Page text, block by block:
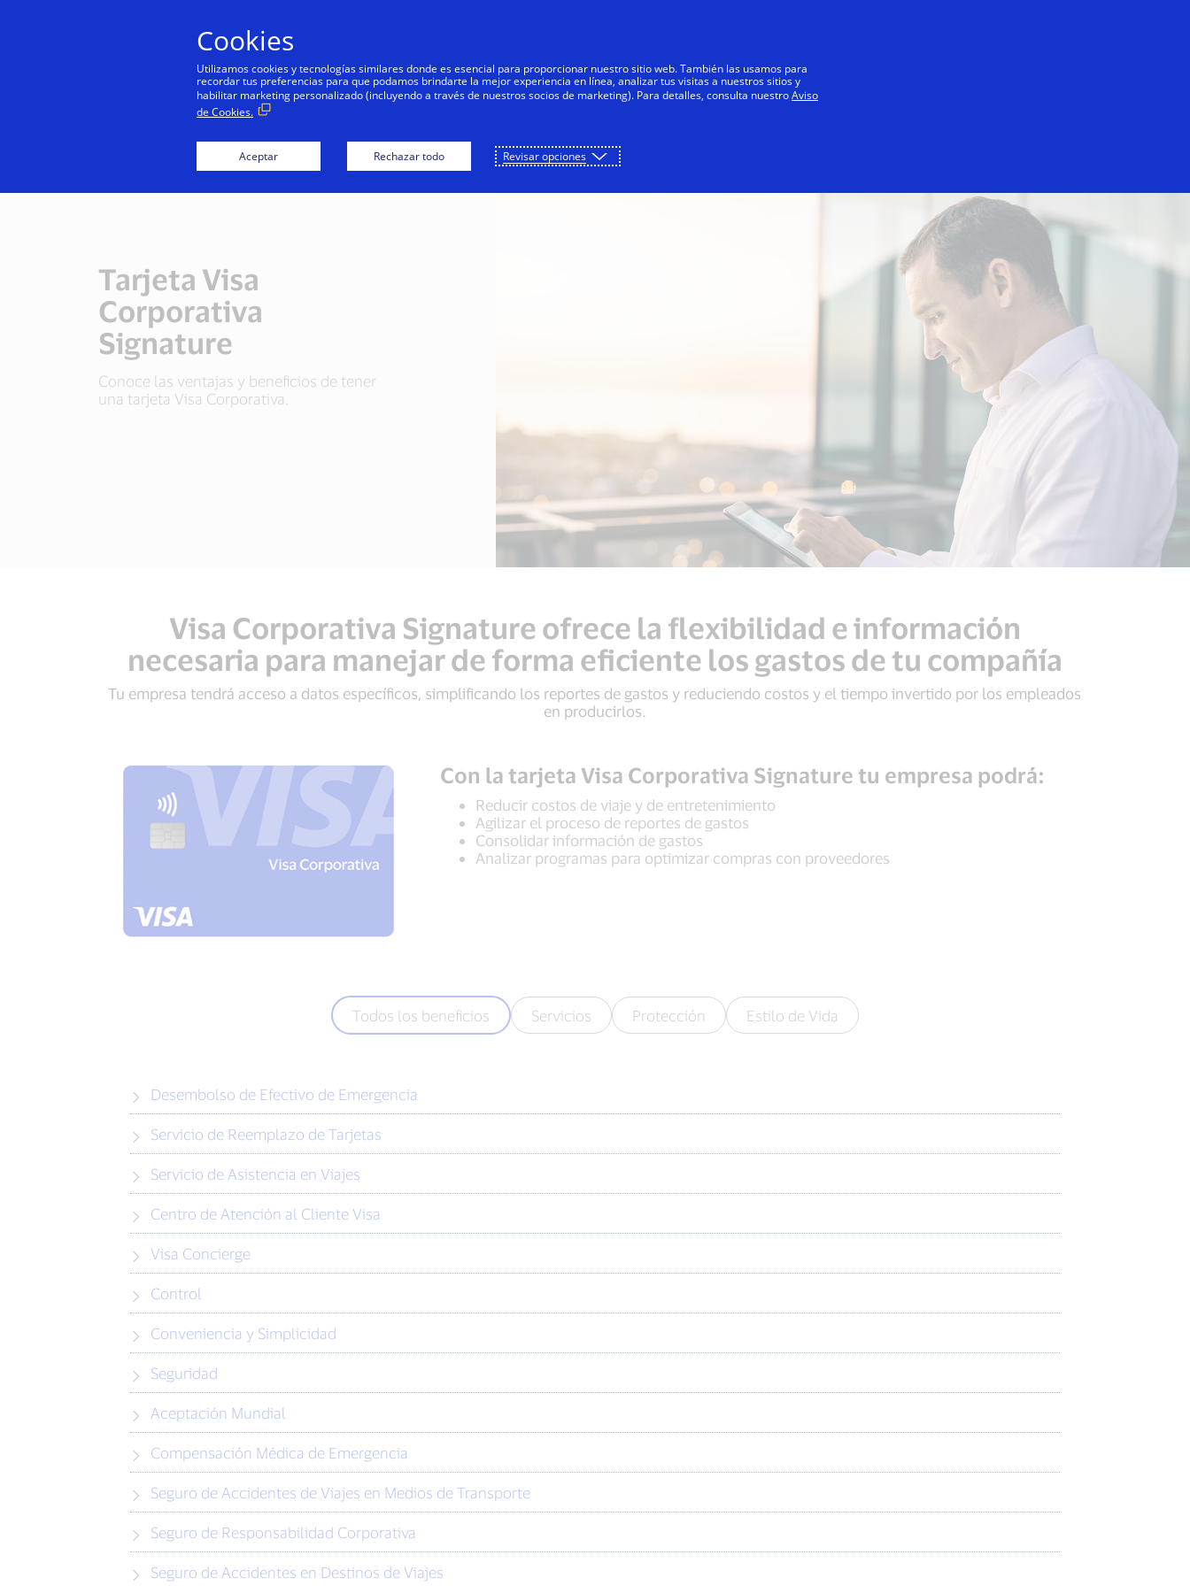
Personas Negocios Innovadores Todos
Tarjeta Visa
Corporativa
Signature
Conoce las ventajas y beneficios de tener
una tarjeta Visa Corporativa.
Visa Corporativa Signature ofrece la flexibilidad e información
necesaria para manejar de forma eficiente los gastos de tu compañía
Tu empresa tendrá acceso a datos específicos, simplificando los reportes de gastos y reduciendo costos y el tiempo invertido por los empleados
en producirlos.
Con la tarjeta Visa Corporativa Signature tu empresa podrá:
Reducir costos de viaje y de entretenimiento
Agilizar el proceso de reportes de gastos
Consolidar información de gastos
Analizar programas para optimizar compras con proveedores
Todos los beneficios Servicios Protección Estilo de Vida
Desembolso de Efectivo de Emergencia
Servicio de Reemplazo de Tarjetas
Servicio de Asistencia en Viajes
Centro de Atención al Cliente Visa
Visa Concierge
Control
Conveniencia y Simplicidad
Seguridad
Aceptación Mundial
Compensación Médica de Emergencia
Seguro de Accidentes de Viajes en Medios de Transporte
Seguro de Responsabilidad Corporativa
Seguro de Accidentes en Destinos de Viajes
Cookies
Utilizamos cookies y tecnologías similares donde es esencial para proporcionar nuestro sitio web. También las usamos para
recordar tus preferencias para que podamos brindarte la mejor experiencia en línea, analizar tus visitas a nuestros sitios y
habilitar marketing personalizado (incluyendo a través de nuestros socios de marketing). Para detalles, consulta nuestroAviso
de Cookies.
Aceptar Rechazar todo Revisar opciones